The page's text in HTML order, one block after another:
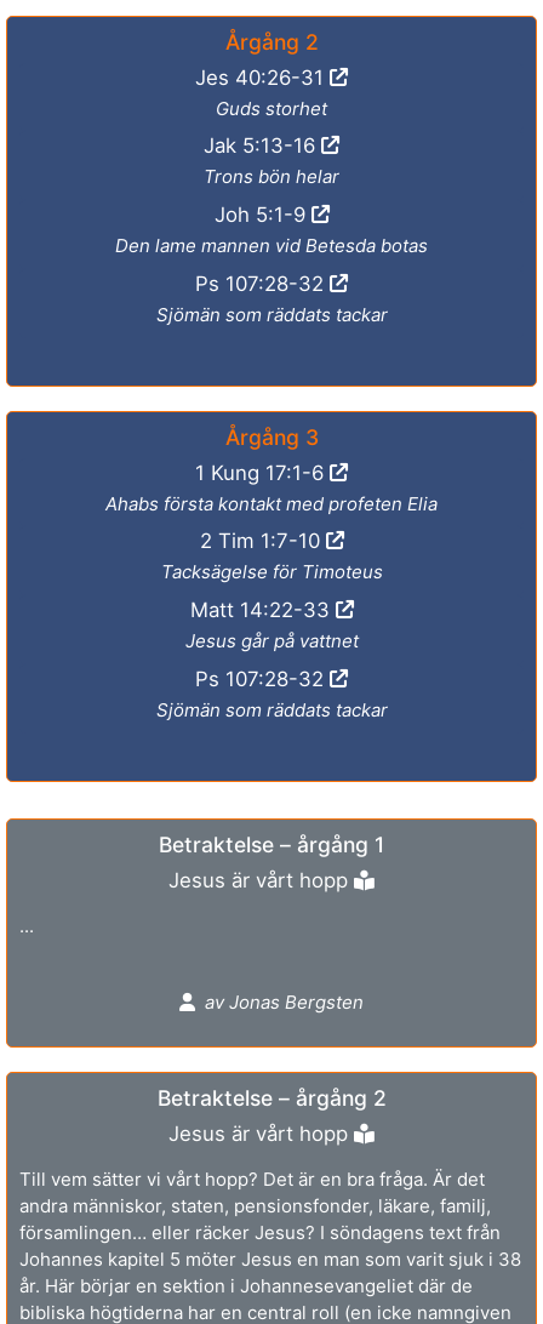
Årgång 2
Jes 40:26-31
Guds storhet
Jak 5:13-16
Trons bön helar
Joh 5:1-9
Den lame mannen vid Betesda botas
Ps 107:28-32
Sjömän som räddats tackar
Årgång 3
1 Kung 17:1-6
Ahabs första kontakt med profeten Elia
2 Tim 1:7-10
Tacksägelse för Timoteus
Matt 14:22-33
Jesus går på vattnet
Ps 107:28-32
Sjömän som räddats tackar
Betraktelse – årgång 1
Jesus är vårt hopp
...
av Jonas Bergsten
Betraktelse – årgång 2
Jesus är vårt hopp
Till vem sätter vi vårt hopp? Det är en bra fråga. Är det
andra människor, staten, pensionsfonder, läkare, familj,
församlingen… eller räcker Jesus? I söndagens text från
Johannes kapitel 5 möter Jesus en man som varit sjuk i 38
år. Här börjar en sektion i Johannesevangeliet där de
bibliska högtiderna har en central roll (en icke namngiven